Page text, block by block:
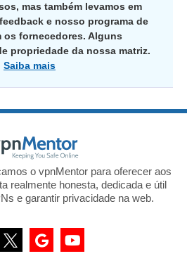
mas também levamos em
e nosso programa de
os fornecedores. Alguns
propriedade da nossa matriz.
Saiba mais
o vpnMentor para oferecer aos
realmente honesta, dedicada e útil
e garantir privacidade na web.